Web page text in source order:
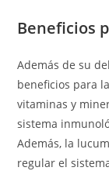
Beneficios
Además de su
beneficios para
vitaminas y
sistema
Además, la
regular el